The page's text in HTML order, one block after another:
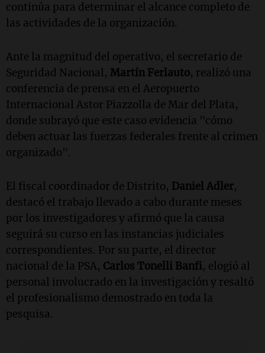
continúa para determinar el alcance completo de
las actividades de la organización.
Ante la magnitud del operativo, el secretario de
Seguridad Nacional, Martín Ferlauto, realizó una
conferencia de prensa en el Aeropuerto
Internacional Astor Piazzolla de Mar del Plata,
donde subrayó que este caso evidencia "cómo
deben actuar las fuerzas federales frente al crimen
organizado".
El fiscal coordinador de Distrito, Daniel Adler,
destacó el trabajo llevado a cabo durante meses
por los investigadores y afirmó que la causa
seguirá su curso en las instancias judiciales
correspondientes. Por su parte, el director
nacional de la PSA, Carlos Tonelli Banfi, elogió al
personal involucrado en la investigación y resaltó
el profesionalismo demostrado en toda la
pesquisa.